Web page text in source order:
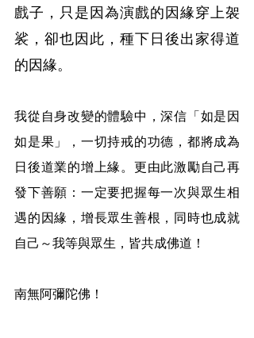
戲子，只是因為演戲的因緣穿上袈
裟，卻也因此，種下日後出家得道
的因緣。
我從自身改變的體驗中，深信「如是因
如是果」，一切持戒的功德，都將成為
日後道業的增上緣。更由此激勵自己再
發下善願：一定要把握每一次與眾生相
遇的因緣，增長眾生善根，同時也成就
自己～我等與眾生，皆共成佛道！
南無阿彌陀佛！